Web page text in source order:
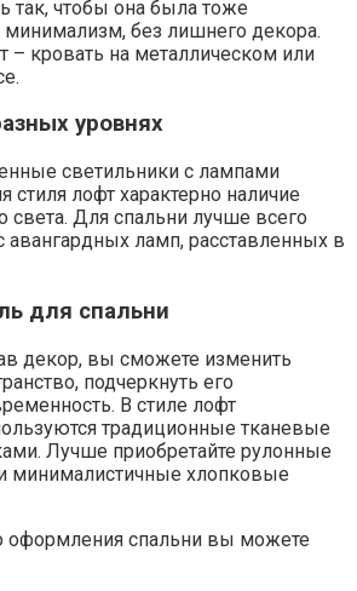
так, чтобы она была тоже
без лишнего декора.
– кровать на металлическом или
уровнях
светильники с лампами
стиля лофт характерно наличие
света. Для спальни лучше всего
авангардных ламп, расставленных в
для спальни
декор, вы сможете изменить
подчеркнуть его
В стиле лофт
традиционные тканевые
Лучше приобретайте рулонные
минималистичные хлопковые
оформления спальни вы можете